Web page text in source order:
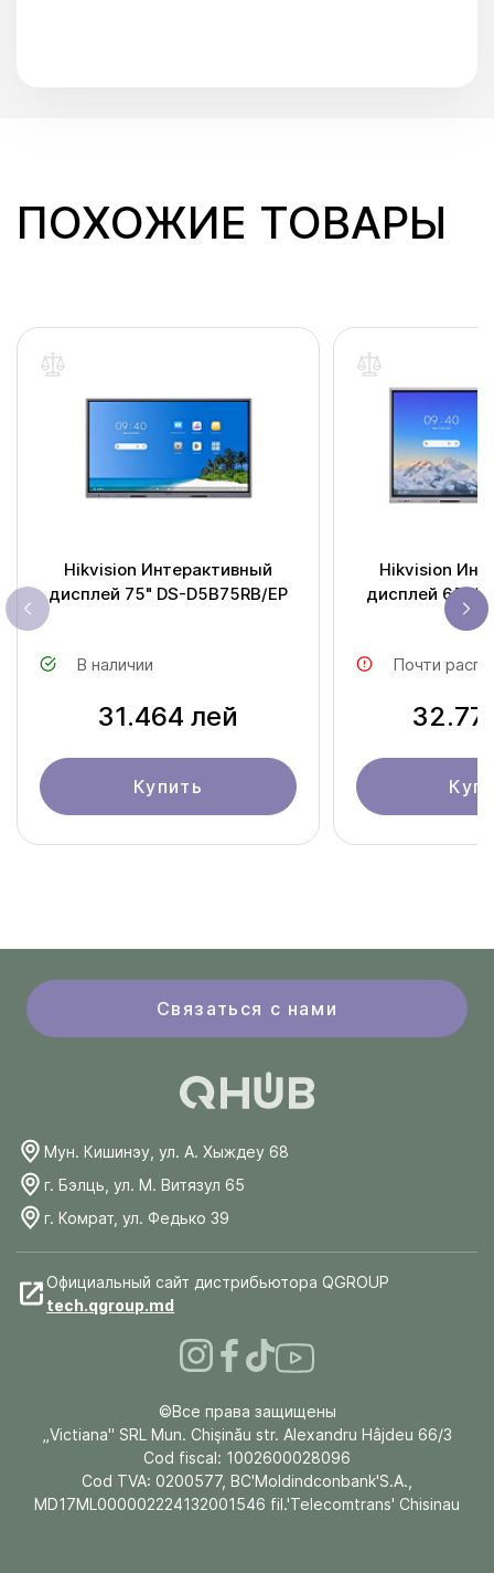
ПОХОЖИЕ ТОВАРЫ
Hikvision Интерактивный
дисплей 75" DS-D5B75RB/EP
В наличии
31.464 лей
Купить
Hikvision
дисплей 65" DS-D5C65RB/A
Почти
Связаться с нами
Мун. Кишинэу, ул. А. Хыждеу 68
г. Бэлць, ул. М. Витязул 65
г. Комрат, ул. Федько 39
Официальный сайт дистрибьютора QGROUP
tech.qgroup.md
©Все права защищены
„Victiana" SRL Mun. Chişinău str. Alexandru Hâjdeu 66/3
Cod fiscal: 1002600028096
Cod TVA: 0200577, BC'Moldindconbank'S.A.,
MD17ML000002224132001546 fil.'Telecomtrans' Chisinau